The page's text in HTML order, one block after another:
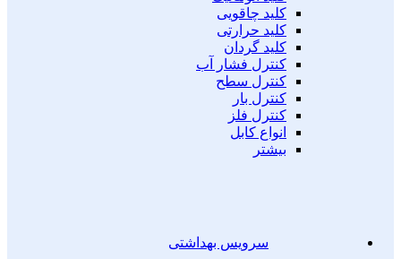
کلید چاقویی
کلید حرارتی
کلید گردان
کنترل فشار آب
کنترل سطح
کنترل بار
کنترل فلز
انواع کابل
بیشتر
سرویس بهداشتی